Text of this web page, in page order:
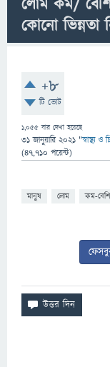
লোম কম/ বেশি
কোনো ভিন্নতা
+8
টি ভোট
1,055 বার দেখা হয়েছে
31 জানুয়ারি 2021 "স্বাস্থ্য ও
(47,710 পয়েন্ট)
মানুষ লোম কম-বেশি